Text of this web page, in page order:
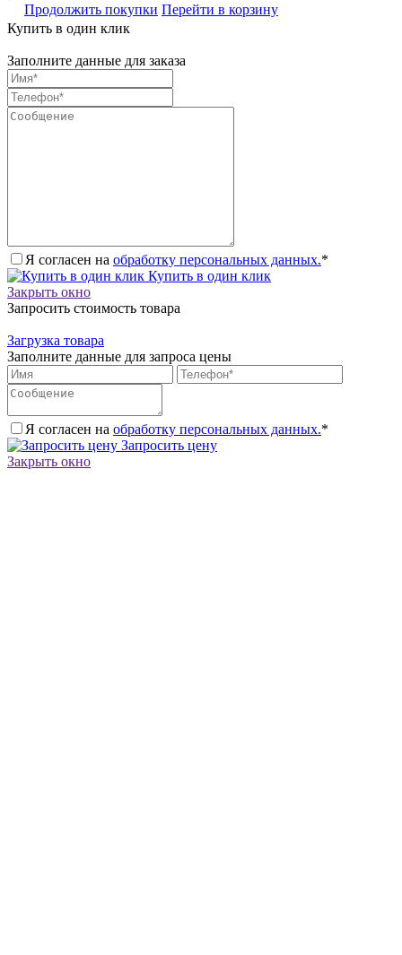
Продолжить покупки Перейти в корзину
Купить в один клик
Заполните данные для заказа
Я согласен на обработку персональных данных.*
Купить в один клик
Закрыть окно
Запросить стоимость товара
Загрузка товара
Заполните данные для запроса цены
Я согласен на обработку персональных данных.*
Запросить цену
Закрыть окно